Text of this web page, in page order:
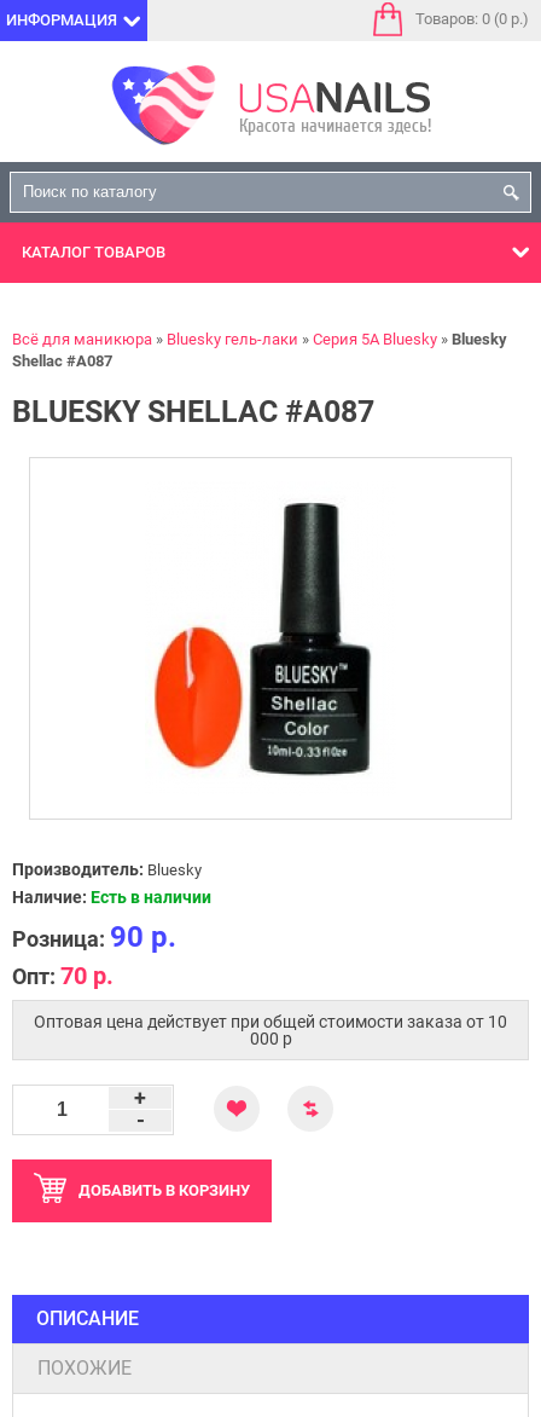
ИНФОРМАЦИЯ Товаров: 0 (0 р.)
КАТАЛОГ ТОВАРОВ
Всё для маникюра Bluesky гель-лаки Серия 5А Bluesky
Bluesky
Shellac #A087
BLUESKY SHELLAC #A087
Производитель: Bluesky
Наличие: Есть в наличии
Розница: 90 р.
Опт: 70 р.
Оптовая цена действует при общей стоимости заказа от 10
000 p
-
+
ДОБАВИТЬ В КОРЗИНУ
ОПИСАНИЕ
ПОХОЖИЕ